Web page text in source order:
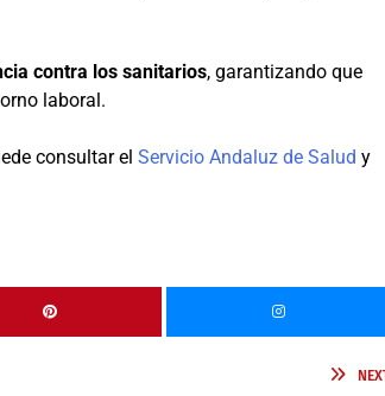
contra los sanitarios, garantizando que
laboral.
consultar el Servicio Andaluz de Salud y